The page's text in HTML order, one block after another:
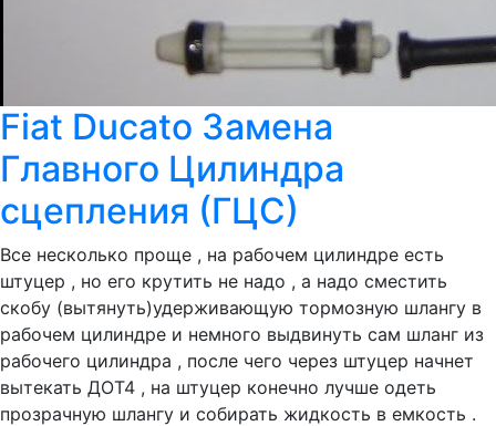
Fiat Ducato Замена
Главного Цилиндра
сцепления (ГЦС)
Все несколько проще , на рабочем цилиндре есть
штуцер , но его крутить не надо , а надо сместить
скобу (вытянуть)удерживающую тормозную шлангу в
рабочем цилиндре и немного выдвинуть сам шланг из
рабочего цилиндра , после чего через штуцер начнет
вытекать ДОТ4 , на штуцер конечно лучше одеть
прозрачную шлангу и собирать жидкость в емкость .